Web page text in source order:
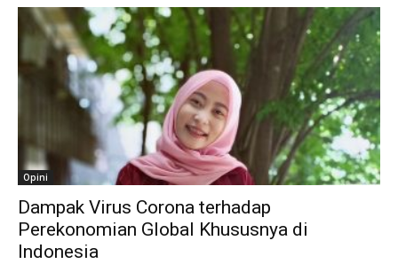
Opini
Dampak Virus Corona terhadap
Perekonomian Global Khususnya di
Indonesia